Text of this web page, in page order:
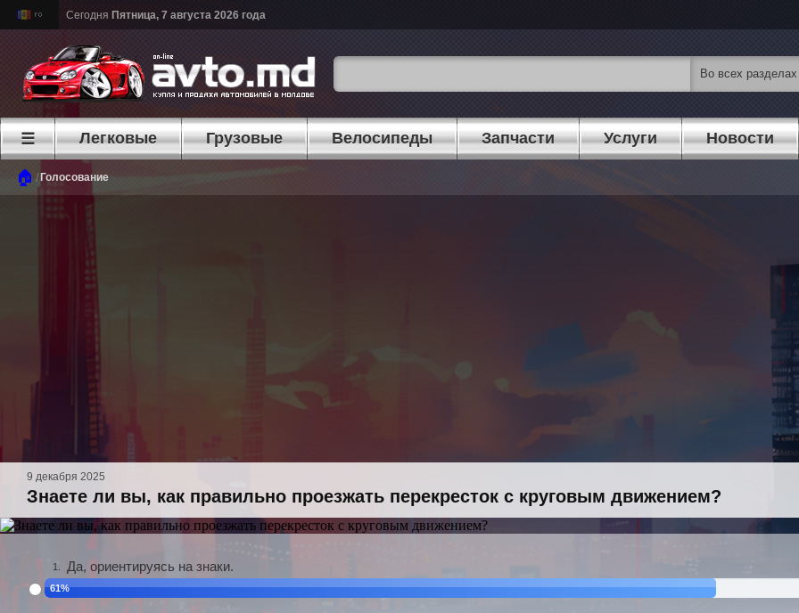
Сегодня Пятница, 7 августа 2026 года
☰ Легковые Грузовые Велосипеды Запчасти Услуги Новости
🏠 / Голосование
9 декабря 2025
Знаете ли вы, как правильно проезжать перекресток с круговым движением?
1. Да, ориентируясь на знаки.
61%